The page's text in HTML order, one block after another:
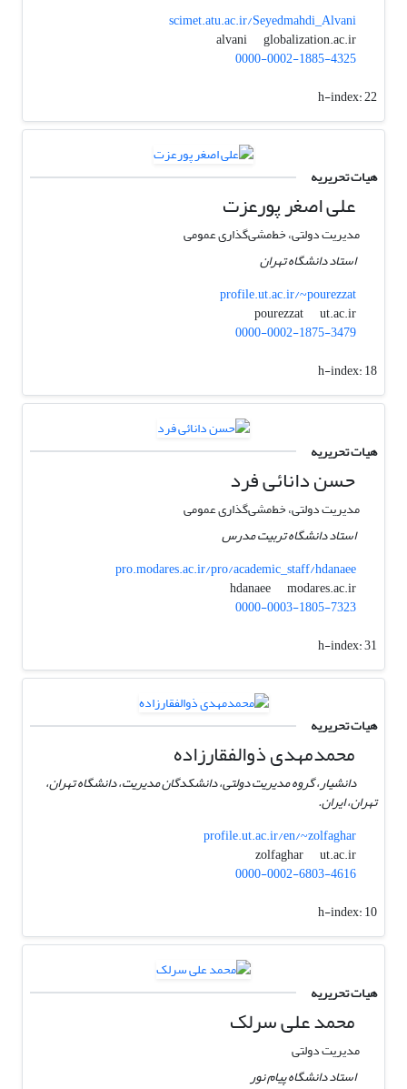
scimet.atu.ac.ir/Seyedmahdi_Alvani
alvani
globalization.ac.ir
0000-0002-1885-4325
h-index:22
هیات تحریریه
علی اصغر پورعزت
مدیریت دولتی، خط‌مشی‌گذاری عمومی
استاد دانشگاه تهران
profile.ut.ac.ir/~pourezzat
pourezzat
ut.ac.ir
0000-0002-1875-3479
h-index:18
هیات تحریریه
حسن دانائی فرد
مدیریت دولتی، خط‌مشی‌گذاری عمومی
استاد دانشگاه تربیت مدرس
pro.modares.ac.ir/pro/academic_staff/hdanaee
hdanaee
modares.ac.ir
0000-0003-1805-7323
h-index:31
هیات تحریریه
محمدمهدی ذوالفقارزاده
دانشیار، گروه مدیریت دولتی، دانشکدگان مدیریت، دانشگاه تهران،
تهران، ایران.
profile.ut.ac.ir/en/~zolfaghar
zolfaghar
ut.ac.ir
0000-0002-6803-4616
h-index:10
هیات تحریریه
محمد علی سرلک
مدیریت دولتی
استاد دانشگاه پیام نور